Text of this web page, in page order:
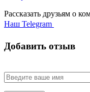
Рассказать друзьям о
Наш Telegram
Добавить отзыв